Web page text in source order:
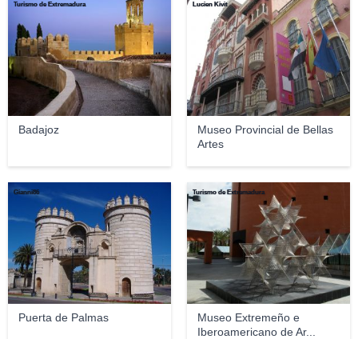
Badajoz
Turismo de Extremadura
Museo Provincial de Bellas
Artes
Lucien Kivit
Puerta de Palmas
Gianni86
Museo Extremeño e
Iberoamericano de Ar...
Turismo de Extremadura